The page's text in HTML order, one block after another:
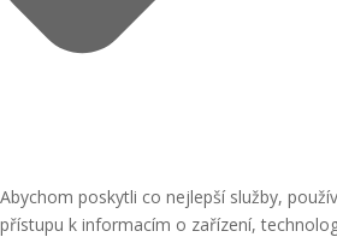
Abychom poskytli co nejlepší služby,
přístupu k informacím o zařízení,